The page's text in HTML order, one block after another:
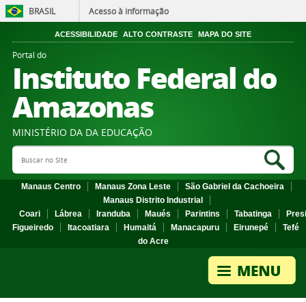
BRASIL Acesso à informação
ACESSIBILIDADE ALTO CONTRASTE MAPA DO SITE
Portal do
Instituto Federal do
Amazonas
MINISTÉRIO DA DA EDUCAÇÃO
Search Site
Manaus Centro Manaus Zona Leste
São Gabriel da Cachoeira
Manaus Distrito Industrial
Coari
Lábrea Iranduba Maués Parintins Tabatinga
Figueiredo
Itacoatiara Humaitá Manacapuru Eirunepé
Tefé
do Acre